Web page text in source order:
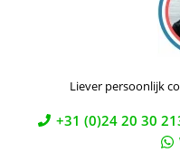
Liever persoonlijk
+31 (0)24 20 30